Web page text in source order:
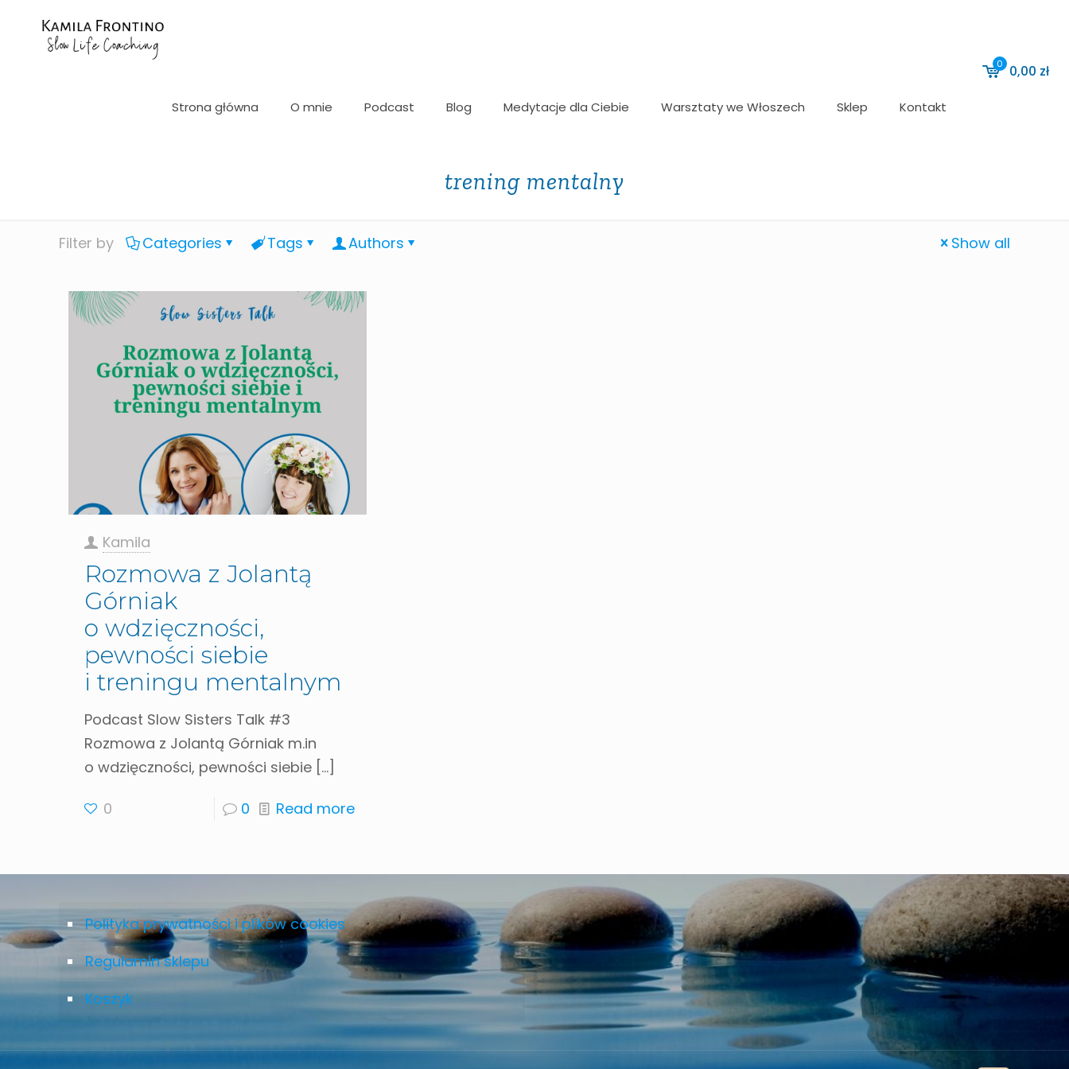
Strona główna O mnie Podcast Blog Medytacje dla Ciebie Warsztaty we Włoszech Sklep Kontakt
0 0,00 zł
trening mentalny
Filter by Categories Tags Authors Show all
Kamila
Rozmowa z Jolantą
Górniak
o wdzięczności,
pewności siebie
i treningu mentalnym
Podcast Slow Sisters Talk #3
Rozmowa z Jolantą Górniak m.in
o wdzięczności, pewności siebie[…]
0 0 Read more
Polityka prywatności i plików cookies
Regulamin sklepu
Koszyk